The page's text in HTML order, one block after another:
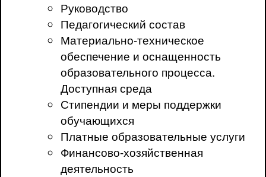
Руководство
Педагогический состав
Материально-техническое
обеспечение и оснащенность
образовательного процесса.
Доступная среда
Стипендии и меры поддержки
обучающихся
Платные образовательные услуги
Финансово-хозяйственная
деятельность